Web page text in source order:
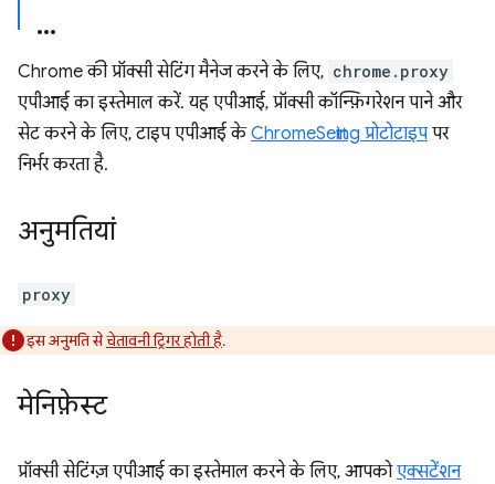
Chrome की प्रॉक्सी सेटिंग मैनेज करने के लिए, chrome.proxy
एपीआई का इस्तेमाल करें. यह एपीआई, प्रॉक्सी कॉन्फ़िगरेशन पाने और
सेट करने के लिए, टाइप एपीआई केChromeSetting प्रोटोटाइपपर
निर्भर करता है.
अनुमतियां
proxy
इस अनुमति सेचेतावनी ट्रिगर होती है.
मेनिफ़ेस्ट
प्रॉक्सी सेटिंग्ज़ एपीआई का इस्तेमाल करने के लिए, आपकोएक्सटेंशन